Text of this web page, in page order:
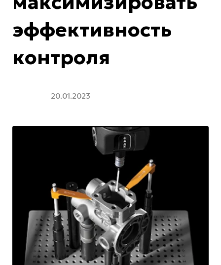
эффективность
контроля
20.01.2023